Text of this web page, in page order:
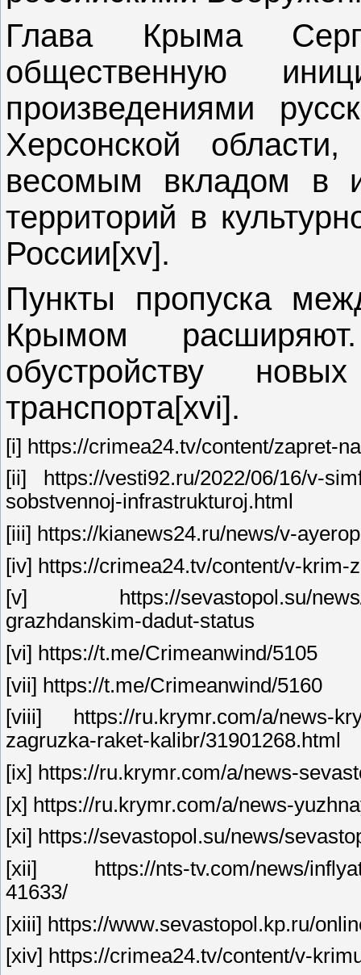
Глава Крыма
общественную
произведениями
Херсонской
весомым вкладом в
территорий в
России[xv].
Пункты пропуска
Крымом
обустройству
транспорта[xvi].
[i] https://crimea24.tv/content/zapret-
[ii] https://vesti92.ru/2022/06/16/v-
sobstvennoj-infrastrukturoj.html
[iii] https://kianews24.ru/news/v-
[iv] https://crimea24.tv/content/v-
[v] https://sevastopol.su/news/
grazhdanskim-dadut-status
[vi] https://t.me/Crimeanwind/5105
[vii] https://t.me/Crimeanwind/5160
[viii] https://ru.krymr.com/a/news-
zagruzka-raket-kalibr/31901268.html
[ix] https://ru.krymr.com/a/news-
[x] https://ru.krymr.com/a/news-
[xi] https://sevastopol.su/news/
[xii] https://nts-tv.com/news/
41633/
[xiii] https://www.sevastopol.kp.ru/
[xiv] https://crimea24.tv/content/v-